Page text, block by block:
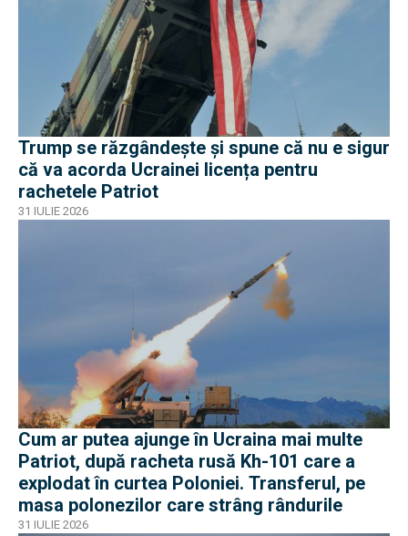
Trump se răzgândește și spune că nu e sigur
că va acorda Ucrainei licența pentru
rachetele Patriot
31 IULIE 2026
Cum ar putea ajunge în Ucraina mai multe
Patriot, după racheta rusă Kh-101 care a
explodat în curtea Poloniei. Transferul, pe
masa polonezilor care strâng rândurile
31 IULIE 2026